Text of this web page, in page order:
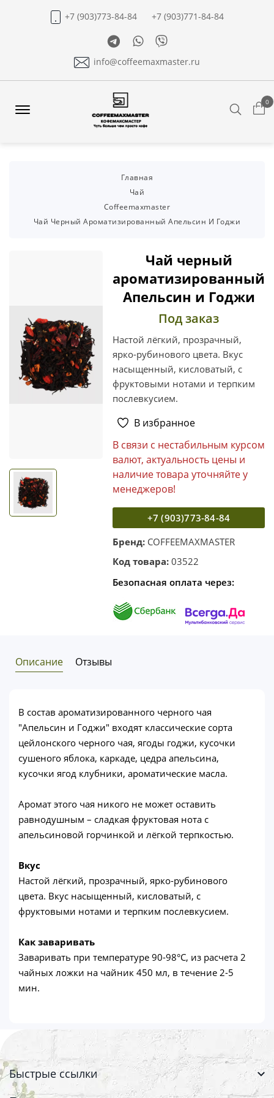
+7 (903)773-84-84
+7 (903)771-84-84
TelegramWhatsapp
Viber
info@coffeemaxmaster.ru
0
Главная
Чай
Coffeemaxmaster
Чай Черный Ароматизированный Апельсин И Годжи
Чай черный
ароматизированный
Апельсин и Годжи
Под заказ
Настой лёгкий, прозрачный,
ярко-рубинового цвета. Вкус
насыщенный, кисловатый, с
фруктовыми нотами и терпким
послевкусием.
В избранное
В связи с нестабильным курсом
валют, актуальность цены и
наличие товара уточняйте у
менеджеров!
+7 (903)773-84-84
Бренд: COFFEEMAXMASTER
Код товара: 03522
Безопасная оплата через:
Описание Отзывы
В состав ароматизированного черного чая
"Апельсин и Годжи" входят классические сорта
цейлонского черного чая, ягоды годжи, кусочки
сушеного яблока, каркаде, цедра апельсина,
кусочки ягод клубники, ароматические масла.
Аромат этого чая никого не может оставить
равнодушным – сладкая фруктовая нота с
апельсиновой горчинкой и лёгкой терпкостью.
Вкус
Настой лёгкий, прозрачный, ярко-рубинового
цвета. Вкус насыщенный, кисловатый, с
фруктовыми нотами и терпким послевкусием.
Как заваривать
Заваривать при температуре 90-98°C, из расчета 2
чайных ложки на чайник 450 мл, в течение 2-5
мин.
Быстрые ссылки